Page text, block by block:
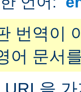
번역이
어 문서